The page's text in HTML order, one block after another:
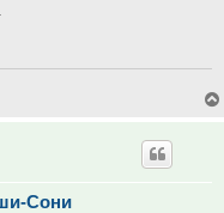
Сони